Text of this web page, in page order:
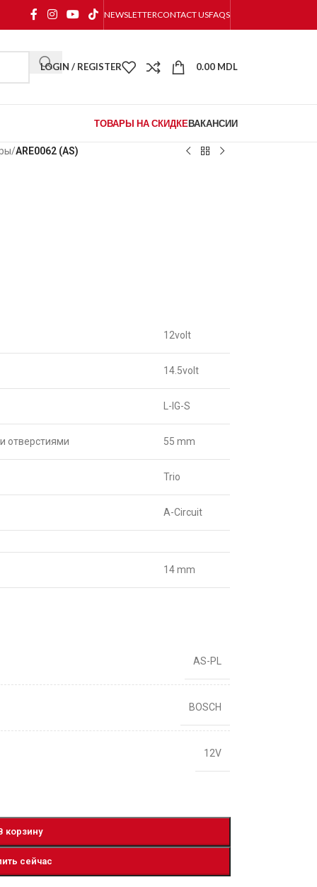
NEWSLETTERCONTACT USFAQS
LOGIN / REGISTER 0.00 MDL
ТОВАРЫ НА СКИДКЕВАКАНСИИ
/ARE0062 (AS)
12volt
14.5volt
L-IG-S
отверстиями 55 mm
Trio
A-Circuit
14 mm
AS-PL
BOSCH
12V
корзину
сейчас